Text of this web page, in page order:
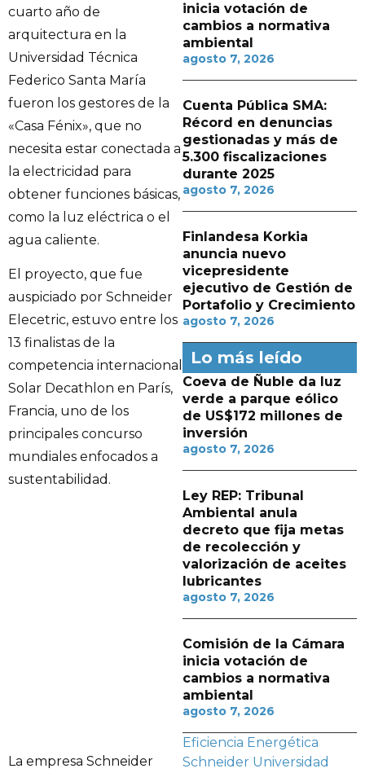
cuarto año de
arquitectura en la
Universidad Técnica
Federico Santa María
fueron los gestores de la
«Casa Fénix», que no
necesita estar conectada a
la electricidad para
obtener funciones básicas,
como la luz eléctrica o el
agua caliente.
El proyecto, que fue
auspiciado por Schneider
Elecetric, estuvo entre los
13 finalistas de la
competencia internacional
Solar Decathlon en París,
Francia, uno de los
principales concurso
mundiales enfocados a
sustentabilidad.
La empresa Schneider
inicia votación de
cambios a normativa
ambiental
agosto 7, 2026
Cuenta Pública SMA:
Récord en denuncias
gestionadas y más de
5.300 fiscalizaciones
durante 2025
agosto 7, 2026
Finlandesa Korkia
anuncia nuevo
vicepresidente
ejecutivo de Gestión de
Portafolio y Crecimiento
agosto 7, 2026
Lo más leído
Coeva de Ñuble da luz
verde a parque eólico
de US$172 millones de
inversión
agosto 7, 2026
Ley REP: Tribunal
Ambiental anula
decreto que fija metas
de recolección y
valorización de aceites
lubricantes
agosto 7, 2026
Comisión de la Cámara
inicia votación de
cambios a normativa
ambiental
agosto 7, 2026
Eficiencia Energética
Schneider Universidad